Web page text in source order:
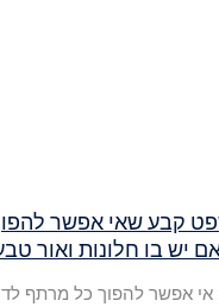
קבע שאי אפשר
יש בו חלונות ואור
אפשר להפוך כל מרתף